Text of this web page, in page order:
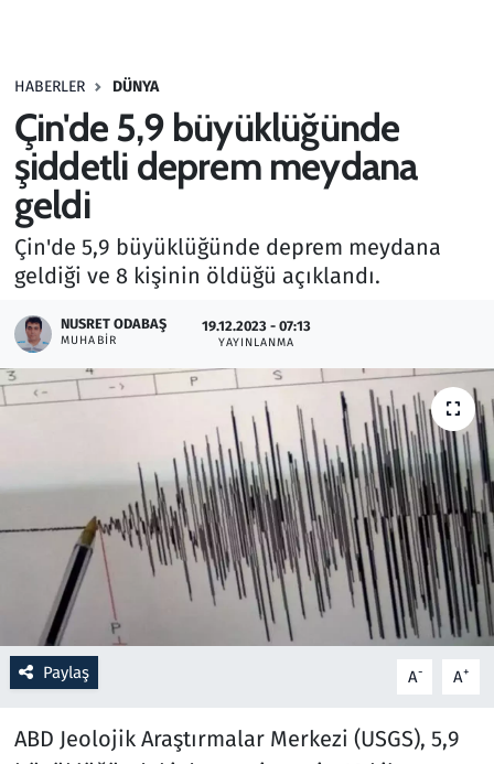
HABERLER DÜNYA
Çin'de 5,9 büyüklüğünde
şiddetli deprem meydana
geldi
Çin'de 5,9 büyüklüğünde deprem meydana
geldiği ve 8 kişinin öldüğü açıklandı.
NUSRET ODABAŞ
MUHABIR
19.12.2023 - 07:13
YAYINLANMA
Paylaş A- A+
ABD Jeolojik Araştırmalar Merkezi (USGS), 5,9
Haber
Kültür Sanat
Kurumsal Haberler
Lezzet Durağı
Memur ve Kamu
Otomobil
Ramazan
Resmi İlanlar
Rüya Tabirleri
Sağlık